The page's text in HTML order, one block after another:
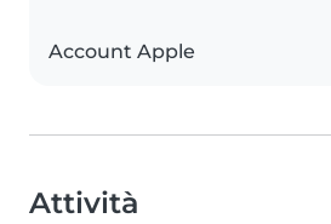
Account Apple
Attività